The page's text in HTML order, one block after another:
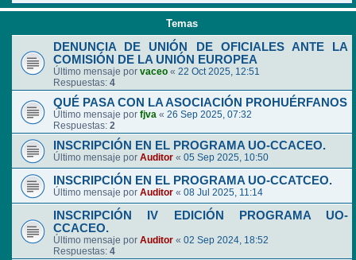
Temas
DENUNCIA DE UNIÓN DE OFICIALES ANTE LA
COMISIÓN DE LA UNIÓN EUROPEA
Último mensaje por vaceo « 22 Oct 2025, 12:51
Respuestas: 4
QUÉ PASA CON LA ASOCIACIÓN PROHUÉRFANOS
Último mensaje por fjva « 26 Sep 2025, 07:32
Respuestas: 2
INSCRIPCIÓN EN EL PROGRAMA UO-CCACEO.
Último mensaje por Auditor « 05 Sep 2025, 10:50
INSCRIPCIÓN EN EL PROGRAMA UO-CCATCEO.
Último mensaje por Auditor « 08 Jul 2025, 11:14
INSCRIPCIÓN IV EDICIÓN PROGRAMA UO-
CCACEO.
Último mensaje por Auditor « 02 Sep 2024, 18:52
Respuestas: 4